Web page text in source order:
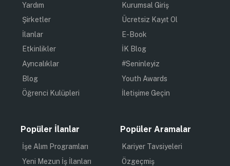
Yardım
Şirketler
İlanlar
Etkinlikler
Ayrıcalıklar
Blog
Öğrenci Kulüpleri
Kurumsal Giriş
Ücretsiz Kayıt Ol
E-Book
İK Blog
#Seninleyiz
Youth Awards
İletişime Geçin
Popüler İlanlar
İşe Alım Programları
Yeni Mezun İş İlanları
Popüler Aramalar
Kariyer Tavsiyeleri
Özgeçmiş